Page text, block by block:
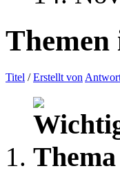
Titel /Erstellt von